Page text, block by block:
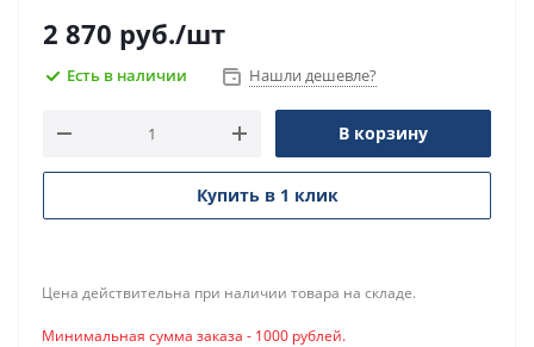
2 870 руб./шт
Есть в наличии Нашли дешевле?
В корзину
Купить в 1 клик
Цена действительна при наличии товара на складе.
Минимальная сумма заказа - 1000 рублей.